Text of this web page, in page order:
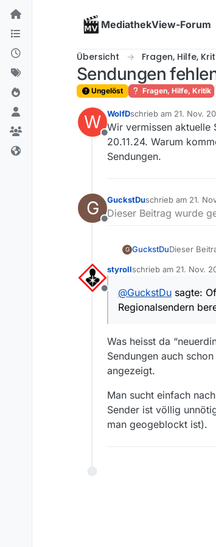
Skip to content
MediathekView-Forum
Übersicht Fragen, Hilfe,
Sendungen
Ungelöst Fragen, Hilfe, Kritik
W
Offline
WolfDschrieb am 21. Nov.
zuletzt editiert von
Wir vermissen aktuelle
20.11.24. Warum
Sendungen.
G
Offline
GuckstDuschrieb am 21.
zuletzt editiert von
Dieser Beitrag wurde
G GuckstDuDieser
Offline
styrollschrieb am 21. Nov.
zuletzt editiert von
@GuckstDu sagte:
Regionalsendern
Was heisst da
Sendungen auch
angezeigt.
Man sucht einfach
Sender ist völlig
man geogeblockt ist).